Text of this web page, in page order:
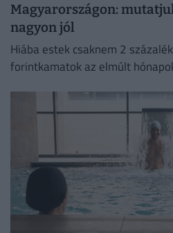
Magyarországon:
nagyon jól
Hiába estek csaknem 2
forintkamatok az elmúlt